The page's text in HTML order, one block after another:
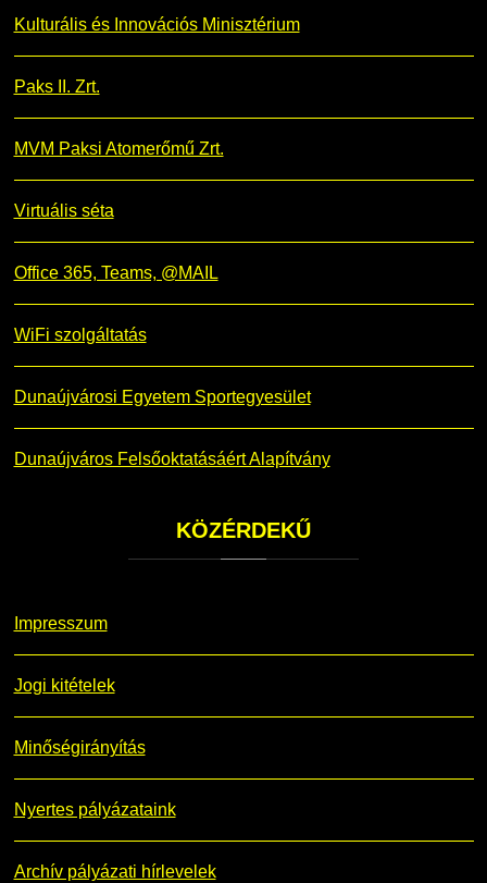
Kulturális és Innovációs Minisztérium
Paks II. Zrt.
MVM Paksi Atomerőmű Zrt.
Virtuális séta
Office 365, Teams, @MAIL
WiFi szolgáltatás
Dunaújvárosi Egyetem Sportegyesület
Dunaújváros Felsőoktatásáért Alapítvány
KÖZÉRDEKŰ
Impresszum
Jogi kitételek
Minőségirányítás
Nyertes pályázataink
Archív pályázati hírlevelek